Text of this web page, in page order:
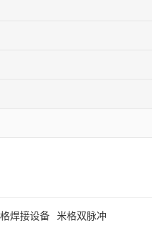
焊接设备 米格双脉冲